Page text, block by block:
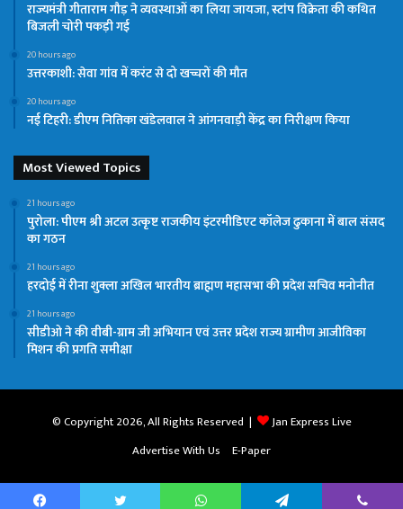
राज्यमंत्री गीताराम गौड़ ने व्यवस्थाओं का लिया जायजा, स्टांप विक्रेता की कथित
बिजली चोरी पकड़ी गई
20 hours ago
उत्तरकाशी: सेवा गांव में करंट से दो खच्चरों की मौत
20 hours ago
नई टिहरी: डीएम नितिका खंडेलवाल ने आंगनवाड़ी केंद्र का निरीक्षण किया
Most Viewed Topics
21 hours ago
पुरोला: पीएम श्री अटल उत्कृष्ट राजकीय इंटरमीडिएट कॉलेज ढुकाना में बाल संसद
का गठन
21 hours ago
हरदोई में रीना शुक्ला अखिल भारतीय ब्राह्मण महासभा की प्रदेश सचिव मनोनीत
21 hours ago
सीडीओ ने की वीबी-ग्राम जी अभियान एवं उत्तर प्रदेश राज्य ग्रामीण आजीविका
मिशन की प्रगति समीक्षा
© Copyright 2026, All Rights Reserved |
Jan Express Live
Advertise With Us
E-Paper